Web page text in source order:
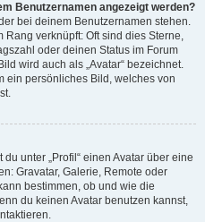
Benutzernamen angezeigt werden?
bei deinem Benutzernamen stehen.
Rang verknüpft: Oft sind dies Sterne,
oder deinen Status im Forum
wird auch als „Avatar“ bezeichnet.
ein persönliches Bild, welches von
unter „Profil“ einen Avatar über eine
Gravatar, Galerie, Remote oder
bestimmen, ob und wie die
du keinen Avatar benutzen kannst,